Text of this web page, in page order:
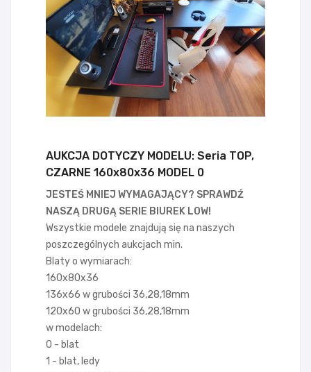
AUKCJA DOTYCZY MODELU: Seria TOP,
CZARNE 160x80x36 MODEL 0
JESTEŚ MNIEJ WYMAGAJĄCY? SPRAWDŹ
NASZĄ DRUGĄ SERIE BIUREK LOW!
Wszystkie modele znajdują się na naszych
poszczególnych aukcjach min.
Blaty o wymiarach:
160x80x36
136x66 w grubości 36,28,18mm
120x60 w grubości 36,28,18mm
w modelach:
0 - blat
1 - blat, ledy